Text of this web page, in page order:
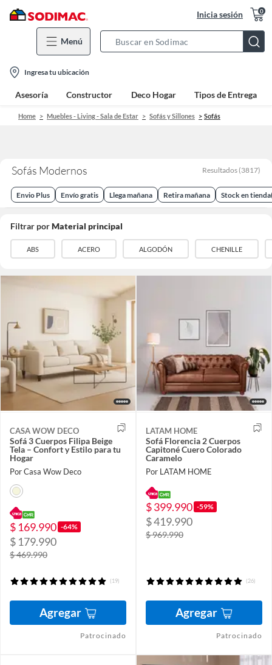
Inicia sesión 0
Menú
Bar
location-
icon
Ingresa tu ubicación
Asesoría Constructor Deco Hogar Tipos de Entrega
Home Muebles - Living - Sala de Estar Sofás y Sillones Sofás
Sofás Modernos Resultados (3817)
Envio Plus Envío gratis Llega mañana Retira mañana Stock en tienda
Filtrar porMaterial principal
ABS ACERO ALGODÓN CHENILLE
CASA WOW DECO
Sofá 3 Cuerpos Filipa Beige
Tela – Confort y Estilo para tu
Hogar
Por Casa Wow Deco
$ 169.990 -64%
$ 179.990
$ 469.990
(19)
Agregar
Patrocinado
LATAM HOME
Sofá Florencia 2 Cuerpos
Capitoné Cuero Colorado
Caramelo
Por LATAM HOME
$ 399.990 -59%
$ 419.990
$ 969.990
(26)
Agregar
Patrocinado